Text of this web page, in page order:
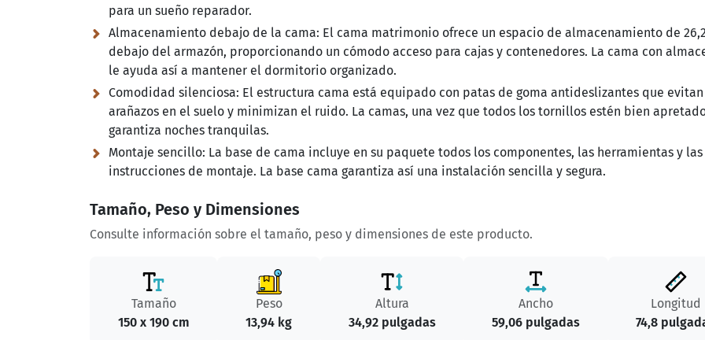
para un sueño reparador.
Almacenamiento debajo de la cama: El cama matrimonio ofrece un espacio de almacenamiento de
debajo del armazón, proporcionando un cómodo acceso para cajas y contenedores. La cama con
le ayuda así a mantener el dormitorio organizado.
Comodidad silenciosa: El estructura cama está equipado con patas de goma antideslizantes que evitan
arañazos en el suelo y minimizan el ruido. La camas, una vez que todos los tornillos estén bien
garantiza noches tranquilas.
Montaje sencillo: La base de cama incluye en su paquete todos los componentes, las herramientas y las
instrucciones de montaje. La base cama garantiza así una instalación sencilla y segura.
Tamaño, Peso y Dimensiones
Consulte información sobre el tamaño, peso y dimensiones de este producto.
Tamaño
150 x 190 cm
Peso
13,94 kg
Altura
34,92 pulgadas
Ancho
59,06 pulgadas
Longitud
74,8